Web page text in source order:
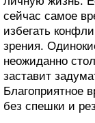
сейчас самое
избегать
зрения.
неожиданно
заставит
Благоприятное
без спешки и